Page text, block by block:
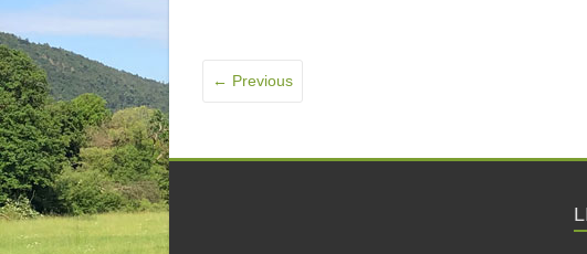
← Previous